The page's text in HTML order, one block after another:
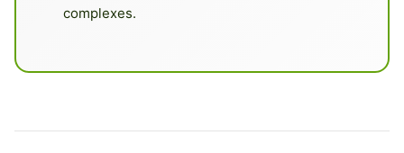
complexes.